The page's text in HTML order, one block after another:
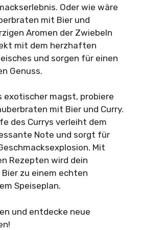
Oder wie wäre
mit Bier und
Aromen der Zwiebeln
mit dem herzhaften
und sorgen für einen
Genuss.
exotischer magst, probiere
mit Bier und Curry.
des Currys verleiht dem
Note und sorgt für
Mit
Rezepten wird dein
zu einem echten
Speiseplan.
und entdecke neue